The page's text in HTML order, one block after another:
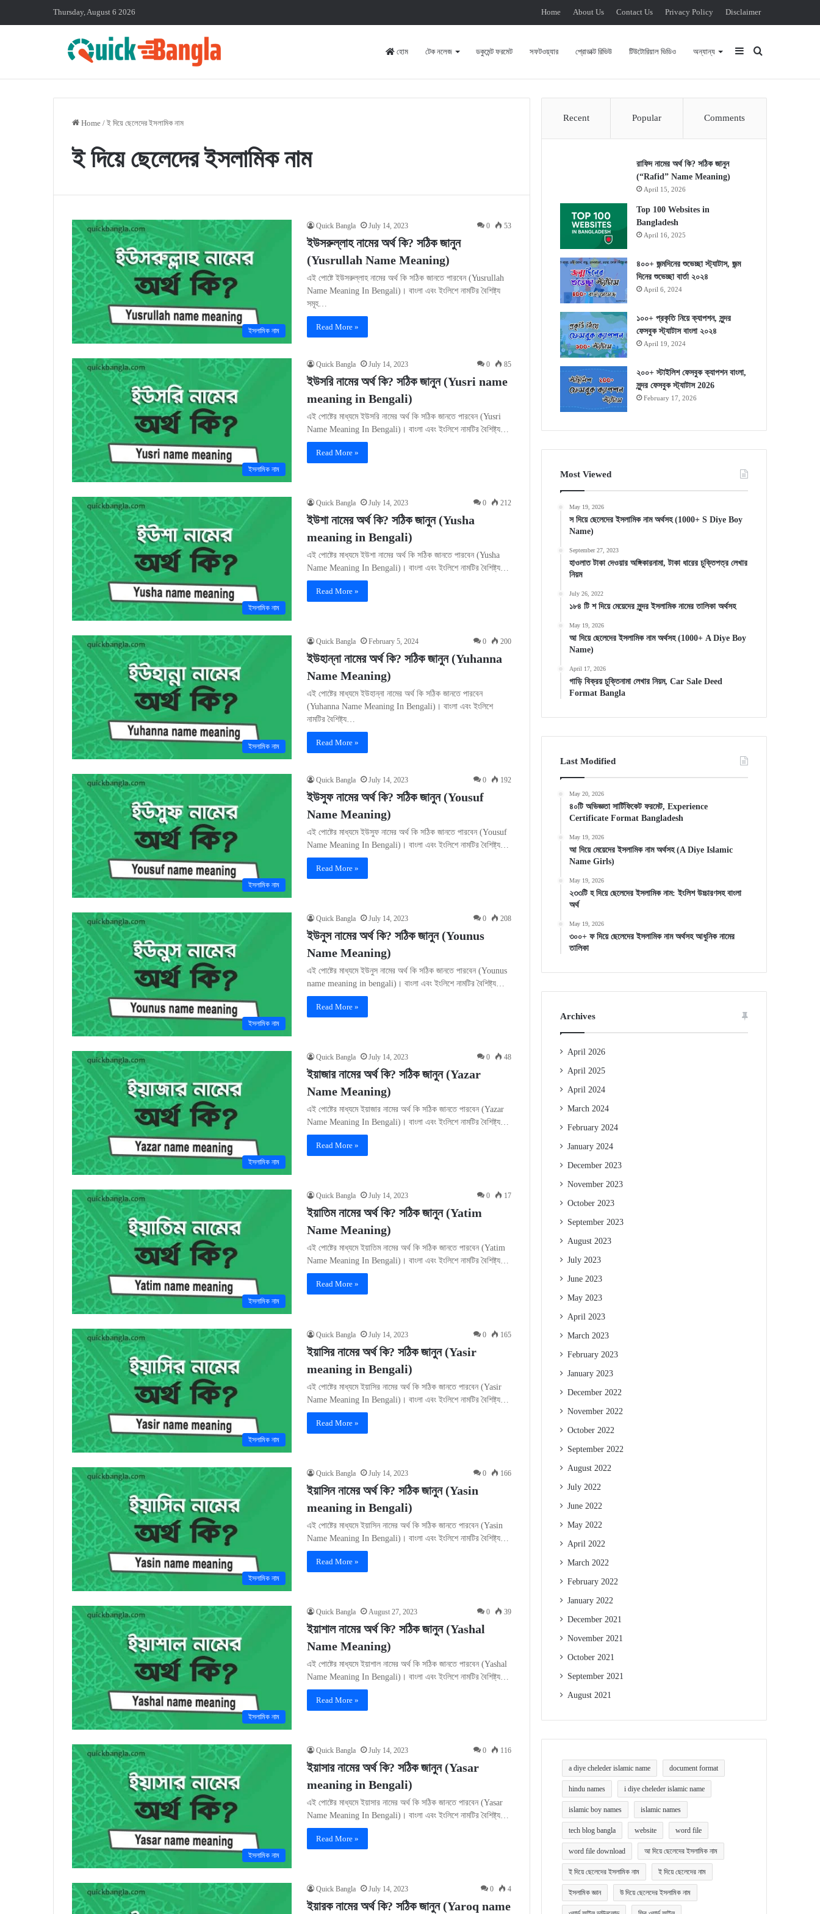
Thursday, August 6 2026 Home About Us Contact Us Privacy Policy Disclaimer
হোম টেক নলেজ ডকুমেন্ট ফরমেট সফটওয়্যার প্রোডাক্ট রিভিউ টিউটোরিয়াল ভিডিও অন্যান্য Sidebar
Home / ই দিয়ে ছেলেদের ইসলামিক নাম
ই দিয়ে ছেলেদের ইসলামিক নাম
ইসলামিক নাম
Quick Bangla July 14, 2023 0 53
ইউসরুল্লাহ নামের অর্থ কি? সঠিক জানুন
(Yusrullah Name Meaning)
এই পোষ্টে ইউসরুল্লাহ নামের অর্থ কি সঠিক জানতে পারবেন (Yusrullah
Name Meaning In Bengali)। বাংলা এবং ইংলিশে নামটির বৈশিষ্ট্য
সমূহ…
Read More »
ইসলামিক নাম
Quick Bangla July 14, 2023 0 85
ইউসরি নামের অর্থ কি? সঠিক জানুন (Yusri name
meaning in Bengali)
এই পোষ্টের মাধ্যমে ইউসরি নামের অর্থ কি সঠিক জানতে পারবেন (Yusri
Name Meaning In Bengali)। বাংলা এবং ইংলিশে নামটির বৈশিষ্ট্য…
Read More »
ইসলামিক নাম
Quick Bangla July 14, 2023 0 212
ইউশা নামের অর্থ কি? সঠিক জানুন (Yusha
meaning in Bengali)
এই পোষ্টের মাধ্যমে ইউশা নামের অর্থ কি সঠিক জানতে পারবেন (Yusha
Name Meaning In Bengali)। বাংলা এবং ইংলিশে নামটির বৈশিষ্ট্য…
Read More »
ইসলামিক নাম
Quick Bangla February 5, 2024 0 200
ইউহান্না নামের অর্থ কি? সঠিক জানুন (Yuhanna
Name Meaning)
এই পোষ্টের মাধ্যমে ইউহান্না নামের অর্থ কি সঠিক জানতে পারবেন
(Yuhanna Name Meaning In Bengali)। বাংলা এবং ইংলিশে
নামটির বৈশিষ্ট্য…
Read More »
ইসলামিক নাম
Quick Bangla July 14, 2023 0 192
ইউসুফ নামের অর্থ কি? সঠিক জানুন (Yousuf
Name Meaning)
এই পোষ্টের মাধ্যমে ইউসুফ নামের অর্থ কি সঠিক জানতে পারবেন (Yousuf
Name Meaning In Bengali)। বাংলা এবং ইংলিশে নামটির বৈশিষ্ট্য…
Read More »
ইসলামিক নাম
Quick Bangla July 14, 2023 0 208
ইউনুস নামের অর্থ কি? সঠিক জানুন (Younus
Name Meaning)
এই পোষ্টের মাধ্যমে ইউনুস নামের অর্থ কি সঠিক জানতে পারবেন (Younus
name meaning in bengali)। বাংলা এবং ইংলিশে নামটির বৈশিষ্ট্য…
Read More »
ইসলামিক নাম
Quick Bangla July 14, 2023 0 48
ইয়াজার নামের অর্থ কি? সঠিক জানুন (Yazar
Name Meaning)
এই পোষ্টের মাধ্যমে ইয়াজার নামের অর্থ কি সঠিক জানতে পারবেন (Yazar
Name Meaning In Bengali)। বাংলা এবং ইংলিশে নামটির বৈশিষ্ট্য…
Read More »
ইসলামিক নাম
Quick Bangla July 14, 2023 0 17
ইয়াতিম নামের অর্থ কি? সঠিক জানুন (Yatim
Name Meaning)
এই পোষ্টের মাধ্যমে ইয়াতিম নামের অর্থ কি সঠিক জানতে পারবেন (Yatim
Name Meaning In Bengali)। বাংলা এবং ইংলিশে নামটির বৈশিষ্ট্য…
Read More »
ইসলামিক নাম
Quick Bangla July 14, 2023 0 165
ইয়াসির নামের অর্থ কি? সঠিক জানুন (Yasir
meaning in Bengali)
এই পোষ্টের মাধ্যমে ইয়াসির নামের অর্থ কি সঠিক জানতে পারবেন (Yasir
Name Meaning In Bengali)। বাংলা এবং ইংলিশে নামটির বৈশিষ্ট্য…
Read More »
ইসলামিক নাম
Quick Bangla July 14, 2023 0 166
ইয়াসিন নামের অর্থ কি? সঠিক জানুন (Yasin
meaning in Bengali)
এই পোষ্টের মাধ্যমে ইয়াসিন নামের অর্থ কি সঠিক জানতে পারবেন (Yasin
Name Meaning In Bengali)। বাংলা এবং ইংলিশে নামটির বৈশিষ্ট্য…
Read More »
ইসলামিক নাম
Quick Bangla August 27, 2023 0 39
ইয়াশাল নামের অর্থ কি? সঠিক জানুন (Yashal
Name Meaning)
এই পোষ্টের মাধ্যমে ইয়াশাল নামের অর্থ কি সঠিক জানতে পারবেন (Yashal
Name Meaning In Bengali)। বাংলা এবং ইংলিশে নামটির বৈশিষ্ট্য…
Read More »
ইসলামিক নাম
Quick Bangla July 14, 2023 0 116
ইয়াসার নামের অর্থ কি? সঠিক জানুন (Yasar
meaning in Bengali)
এই পোষ্টের মাধ্যমে ইয়াসার নামের অর্থ কি সঠিক জানতে পারবেন (Yasar
Name Meaning In Bengali)। বাংলা এবং ইংলিশে নামটির বৈশিষ্ট্য…
Read More »
Quick Bangla July 14, 2023 0 4
ইয়ারক নামের অর্থ কি? সঠিক জানুন (Yaroq name
Recent Popular Comments
রাফিদ নামের অর্থ কি? সঠিক জানুন
(“Rafid” Name Meaning)
April 15, 2026
Top 100 Websites in
Bangladesh
April 16, 2025
৪০০+ জন্মদিনের শুভেচ্ছা স্ট্যাটাস, জন্ম
দিনের শুভেচ্ছা বার্তা ২০২৪
April 6, 2024
১০০+ প্রকৃতি নিয়ে ক্যাপশন, সুন্দর
ফেসবুক স্ট্যাটাস বাংলা ২০২৪
April 19, 2024
২০০+ স্টাইলিশ ফেসবুক ক্যাপশন বাংলা,
সুন্দর ফেসবুক স্ট্যাটাস 2026
February 17, 2026
Most Viewed
May 19, 2026
স দিয়ে ছেলেদের ইসলামিক নাম অর্থসহ (1000+ S Diye Boy
Name)
September 27, 2023
হাওলাত টাকা দেওয়ার অঙ্গিকারনামা, টাকা ধারের চুক্তিপত্র লেখার
নিয়ম
July 26, 2022
১৮৪ টি শ দিয়ে মেয়েদের সুন্দর ইসলামিক নামের তালিকা অর্থসহ
May 19, 2026
আ দিয়ে ছেলেদের ইসলামিক নাম অর্থসহ (1000+ A Diye Boy
Name)
April 17, 2026
গাড়ি বিক্রয় চুক্তিনামা লেখার নিয়ম, Car Sale Deed
Format Bangla
Last Modified
May 20, 2026
৪০টি অভিজ্ঞতা সার্টিফিকেট ফরমেট, Experience
Certificate Format Bangladesh
May 19, 2026
আ দিয়ে মেয়েদের ইসলামিক নাম অর্থসহ (A Diye Islamic
Name Girls)
May 19, 2026
২৩৩টি হ দিয়ে ছেলেদের ইসলামিক নাম: ইংলিশ উচ্চারণসহ বাংলা
অর্থ
May 19, 2026
৩০০+ ফ দিয়ে ছেলেদের ইসলামিক নাম অর্থসহ আধুনিক নামের
তালিকা
Archives
April 2026
April 2025
April 2024
March 2024
February 2024
January 2024
December 2023
November 2023
October 2023
September 2023
August 2023
July 2023
June 2023
May 2023
April 2023
March 2023
February 2023
January 2023
December 2022
November 2022
October 2022
September 2022
August 2022
July 2022
June 2022
May 2022
April 2022
March 2022
February 2022
January 2022
December 2021
November 2021
October 2021
September 2021
August 2021
a diye cheleder islamic name document format
hindu names i diye cheleder islamic name
islamic boy names islamic names
tech blog bangla website word file
word file download আ দিয়ে ছেলেদের ইসলামিক নাম
ই দিয়ে ছেলেদের ইসলামিক নাম ই দিয়ে ছেলেদের নাম
ইসলামিক জ্ঞান উ দিয়ে ছেলেদের ইসলামিক নাম